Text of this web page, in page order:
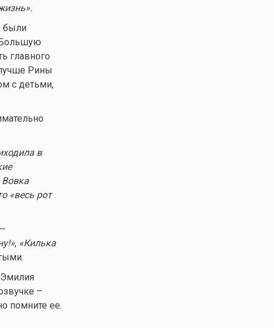
».
были
Большую
главного
Рины
с детьми,
в
«весь рот
», «Килька
–
помните ее.